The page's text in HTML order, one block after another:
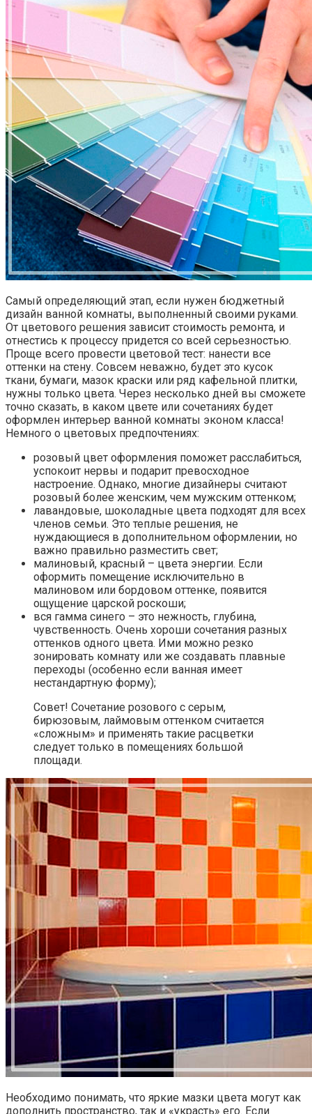
Самый определяющий этап, если нужен бюджетный
дизайн ванной комнаты, выполненный своими руками.
От цветового решения зависит стоимость ремонта, и
отнестись к процессу придется со всей серьезностью.
Проще всего провести цветовой тест: нанести все
оттенки на стену. Совсем неважно, будет это кусок
ткани, бумаги, мазок краски или ряд кафельной плитки,
нужны только цвета. Через несколько дней вы сможете
точно сказать, в каком цвете или сочетаниях будет
оформлен интерьер ванной комнаты эконом класса!
Немного о цветовых предпочтениях:
розовый цвет оформления поможет расслабиться,
успокоит нервы и подарит превосходное
настроение. Однако, многие дизайнеры считают
розовый более женским, чем мужским оттенком;
лавандовые, шоколадные цвета подходят для всех
членов семьи. Это теплые решения, не
нуждающиеся в дополнительном оформлении, но
важно правильно разместить свет;
малиновый, красный – цвета энергии. Если
оформить помещение исключительно в
малиновом или бордовом оттенке, появится
ощущение царской роскоши;
вся гамма синего – это нежность, глубина,
чувственность. Очень хороши сочетания разных
оттенков одного цвета. Ими можно резко
зонировать комнату или же создавать плавные
переходы (особенно если ванная имеет
нестандартную форму);
Совет! Сочетание розового с серым,
бирюзовым, лаймовым оттенком считается
«сложным» и применять такие расцветки
следует только в помещениях большой
площади.
Необходимо понимать, что яркие мазки цвета могут как
дополнить пространство, так и «украсть» его. Если